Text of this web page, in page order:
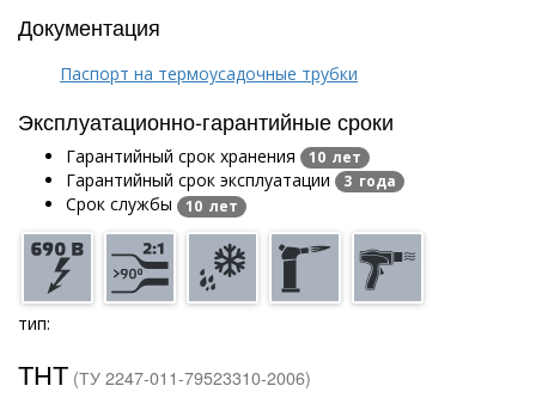
Документация
Паспорт на термоусадочные трубки
Эксплуатационно-гарантийные сроки
Гарантийный срок хранения 10 лет
Гарантийный срок эксплуатации 3 года
Срок службы 10 лет
тип:
ТНТ (ТУ 2247-011-79523310-2006)